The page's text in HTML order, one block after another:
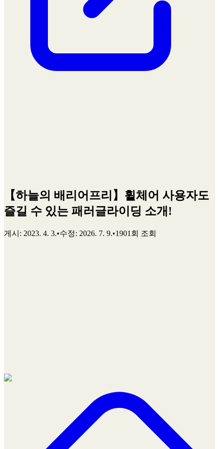
【하늘의 배리어프리】휠체어 사용자도
즐길 수 있는 패러글라이딩 소개!
게시 : 2023. 4. 3.•수정: 2026. 7. 9.•1901회 조회